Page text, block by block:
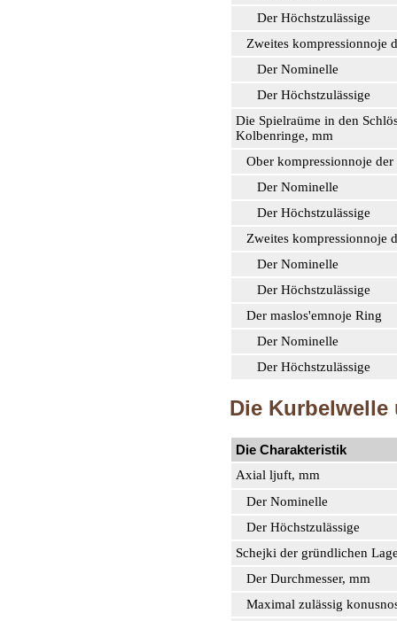
Der Höchstzulässige
Zweites kompressionnoje
Der Nominelle
Der Höchstzulässige
Die Spielraüme in den
Kolbenringe, mm
Ober kompressionnoje der
Der Nominelle
Der Höchstzulässige
Zweites kompressionnoje
Der Nominelle
Der Höchstzulässige
Der maslos'emnoje Ring
Der Nominelle
Der Höchstzulässige
Die
Die Charakteristik
Axial ljuft, mm
Der Nominelle
Der Höchstzulässige
Schejki der gründlichen
Der Durchmesser, mm
Maximal zulässig